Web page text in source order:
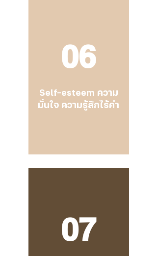
06
Self-esteem ความ
มั่นใจ ความรู้สึกไร้ค่า
07